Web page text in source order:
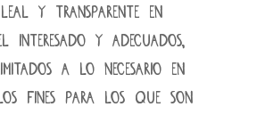
y transparente en
interesado y adecuados,
a lo necesario en
fines para los que son